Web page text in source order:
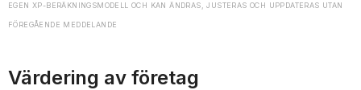
EGEN XP-BERÄKNINGSMODELL OCH KAN ÄNDRAS, JUSTERAS OCH UPPDATERAS UTAN
FÖREGÅENDE MEDDELANDE
Värdering av företag